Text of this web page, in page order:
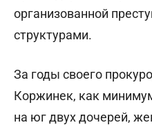
организованной
структурами.
За годы своего
Коржинек, как
на юг двух дочерей,